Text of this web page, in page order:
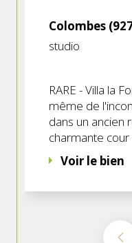
vivent et les
passion pour ces
leur
Pour vous
elles partagent
et vous mettent en
professionnels de
pour vous offrir
Courbevoie veille
Colombes
studio
RARE - Villa la
même de
dans un ancien
charmante cour
Voir le bien